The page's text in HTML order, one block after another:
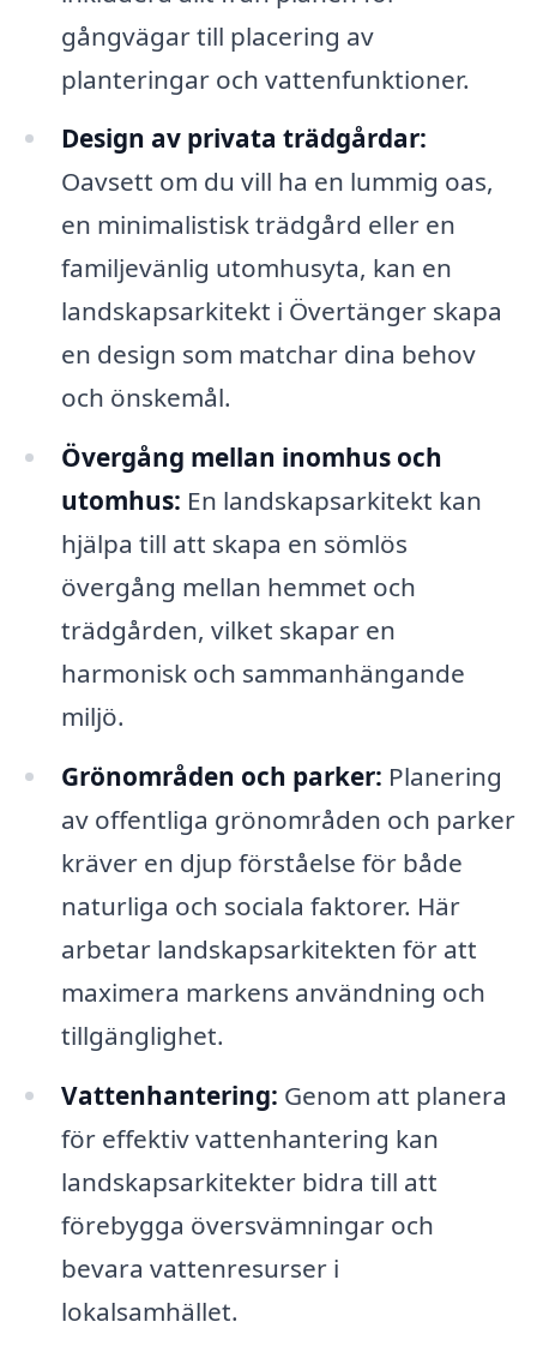
gångvägar till placering av
planteringar och vattenfunktioner.
Design av privata trädgårdar:
Oavsett om du vill ha en lummig oas,
en minimalistisk trädgård eller en
familjevänlig utomhusyta, kan en
landskapsarkitekt i Övertänger skapa
en design som matchar dina behov
och önskemål.
Övergång mellan inomhus och
utomhus: En landskapsarkitekt kan
hjälpa till att skapa en sömlös
övergång mellan hemmet och
trädgården, vilket skapar en
harmonisk och sammanhängande
miljö.
Grönområden och parker: Planering
av offentliga grönområden och parker
kräver en djup förståelse för både
naturliga och sociala faktorer. Här
arbetar landskapsarkitekten för att
maximera markens användning och
tillgänglighet.
Vattenhantering: Genom att planera
för effektiv vattenhantering kan
landskapsarkitekter bidra till att
förebygga översvämningar och
bevara vattenresurser i
lokalsamhället.